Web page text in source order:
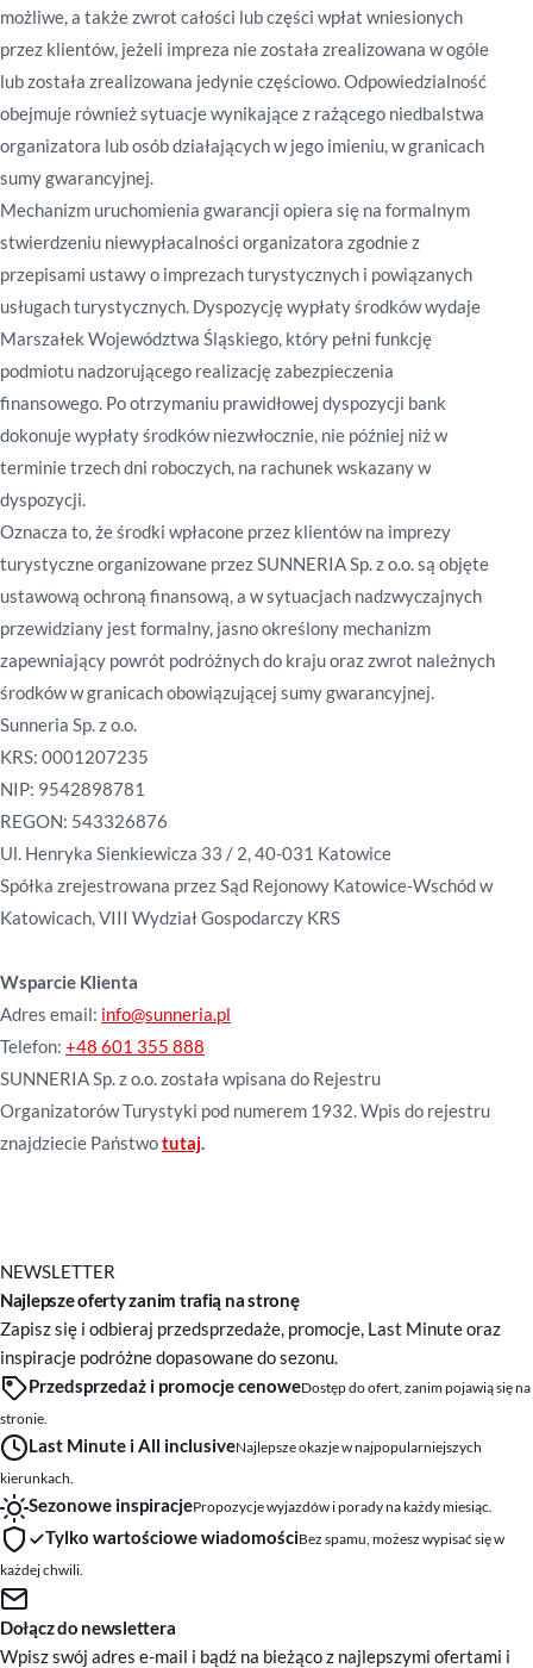
możliwe, a także zwrot całości lub części wpłat wniesionych
przez klientów, jeżeli impreza nie została zrealizowana w ogóle
lub została zrealizowana jedynie częściowo. Odpowiedzialność
obejmuje również sytuacje wynikające z rażącego niedbalstwa
organizatora lub osób działających w jego imieniu, w granicach
sumy gwarancyjnej.
Mechanizm uruchomienia gwarancji opiera się na formalnym
stwierdzeniu niewypłacalności organizatora zgodnie z
przepisami ustawy o imprezach turystycznych i powiązanych
usługach turystycznych. Dyspozycję wypłaty środków wydaje
Marszałek Województwa Śląskiego, który pełni funkcję
podmiotu nadzorującego realizację zabezpieczenia
finansowego. Po otrzymaniu prawidłowej dyspozycji bank
dokonuje wypłaty środków niezwłocznie, nie później niż w
terminie trzech dni roboczych, na rachunek wskazany w
dyspozycji.
Oznacza to, że środki wpłacone przez klientów na imprezy
turystyczne organizowane przez SUNNERIA Sp. z o.o. są objęte
ustawową ochroną finansową, a w sytuacjach nadzwyczajnych
przewidziany jest formalny, jasno określony mechanizm
zapewniający powrót podróżnych do kraju oraz zwrot należnych
środków w granicach obowiązującej sumy gwarancyjnej.
Sunneria Sp. z o.o.
KRS: 0001207235
NIP: 9542898781
REGON: 543326876
Ul. Henryka Sienkiewicza 33 / 2, 40-031 Katowice
Spółka zrejestrowana przez Sąd Rejonowy Katowice-Wschód w
Katowicach, VIII Wydział Gospodarczy KRS
Wsparcie Klienta
Adres email: info@sunneria.pl
Telefon: +48 601 355 888
SUNNERIA Sp. z o.o. została wpisana do Rejestru
Organizatorów Turystyki pod numerem 1932. Wpis do rejestru
znajdziecie Państwotutaj.
NEWSLETTER
Najlepsze oferty zanim trafią na stronę
Zapisz się i odbieraj przedsprzedaże, promocje, Last Minute oraz
inspiracje podróżne dopasowane do sezonu.
Przedsprzedaż i promocje cenoweDostęp do ofert, zanim pojawią się na
stronie.
Last Minute i All inclusiveNajlepsze okazje w najpopularniejszych
kierunkach.
Sezonowe inspiracjePropozycje wyjazdów i porady na każdy miesiąc.
Tylko wartościowe wiadomościBez spamu, możesz wypisać się w
każdej chwili.
Dołącz do newslettera
Wpisz swój adres e-mail i bądź na bieżąco z najlepszymi ofertami i